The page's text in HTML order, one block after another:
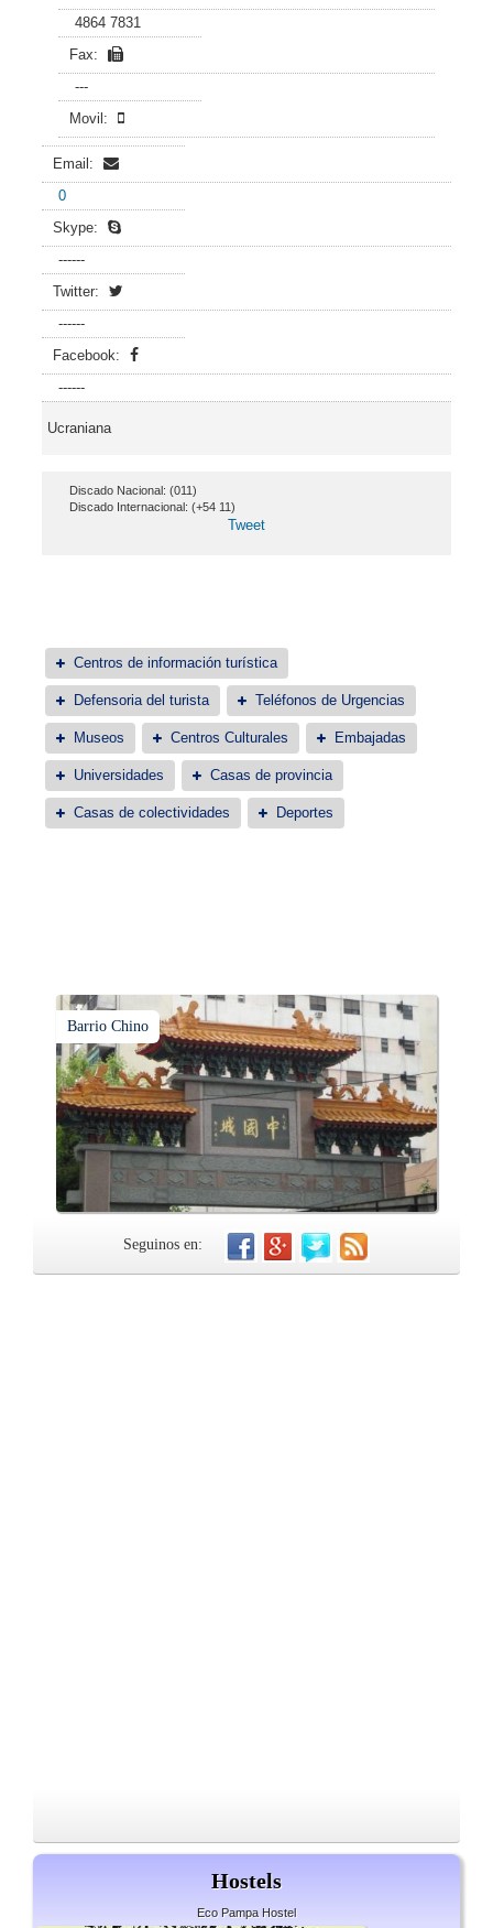
4864 7831
Fax:
---
Movil:
Email:
0
Skype:
------
Twitter:
------
Facebook:
------
Ucraniana
Discado Nacional: (011)
Discado Internacional: (+54 11)
Tweet
Centros de información turística
Defensoria del turista Teléfonos de Urgencias
Museos Centros Culturales Embajadas
Universidades Casas de provincia
Casas de colectividades Deportes
Barrio Chino
Seguinos en:
Hostels
Eco Pampa Hostel